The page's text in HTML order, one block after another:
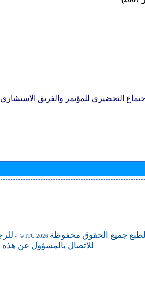
التحضيري للمؤتمر والفريق الاستشاري
- © ITU 2026 جميع الحقوق محفوظة
للاتصال بالمسؤول عن